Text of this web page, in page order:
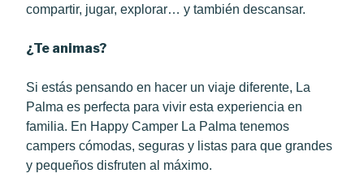
compartir, jugar, explorar… y también descansar.
¿Te animas?
Si estás pensando en hacer un viaje diferente, La
Palma es perfecta para vivir esta experiencia en
familia. En Happy Camper La Palma tenemos
campers cómodas, seguras y listas para que grandes
y pequeños disfruten al máximo.